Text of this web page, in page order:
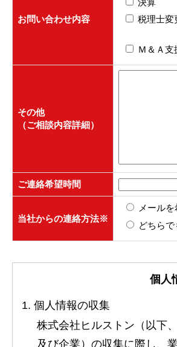
お問い合わせ内容
税理士変
Ｍ＆Ａ支
その他
（ご相談内容詳細）
ご連絡希望時間
当社からの連絡方法※
メール
どちらで
個人
1. 個人情報の収集
株式会社ヒルストン（以下
及び企業）の収集に際し、